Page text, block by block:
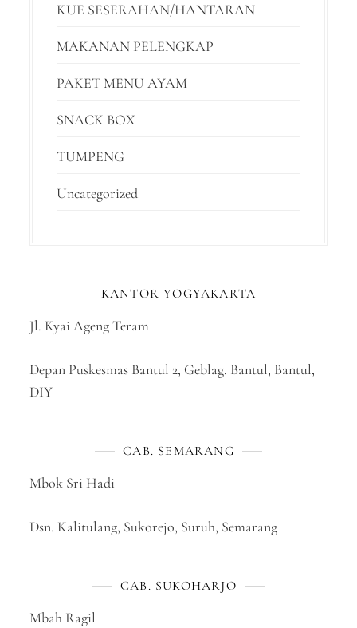
KUE SESERAHAN/HANTARAN
MAKANAN PELENGKAP
PAKET MENU AYAM
SNACK BOX
TUMPENG
Uncategorized
KANTOR YOGYAKARTA
Jl. Kyai Ageng Teram
Depan Puskesmas Bantul 2, Geblag. Bantul, Bantul,
DIY
CAB. SEMARANG
Mbok Sri Hadi
Dsn. Kalitulang, Sukorejo, Suruh, Semarang
CAB. SUKOHARJO
Mbah Ragil